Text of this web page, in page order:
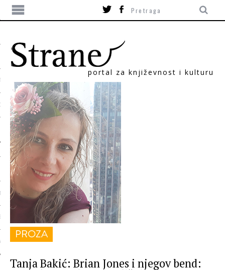
portal za književnost i kulturu
PROZA
Tanja Bakić: Brian Jones i njegov bend: